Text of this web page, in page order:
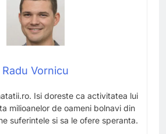
Radu Vornicu
Isi doreste ca activitatea lui
milioanelor de oameni bolnavi din
suferintele si sa le ofere speranta.